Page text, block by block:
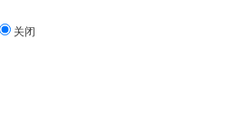
关闭